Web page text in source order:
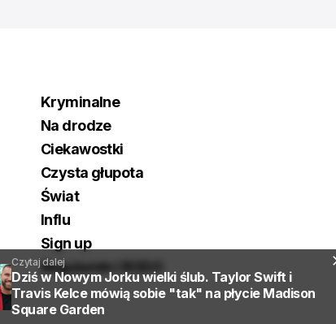
Czytaj dalej
Dziś w Nowym Jorku wielki ślub. Taylor Swift i
Travis Kelce mówią sobie "tak" na płycie Madison
Square Garden
Kryminalne
Na drodze
Ciekawostki
Czysta głupota
Świat
Influ
Sign up
Regulamin i RODO